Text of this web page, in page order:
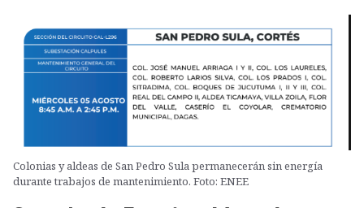
Colonias y aldeas de San Pedro Sula permanecerán sin energía
durante trabajos de mantenimiento. Foto: ENEE